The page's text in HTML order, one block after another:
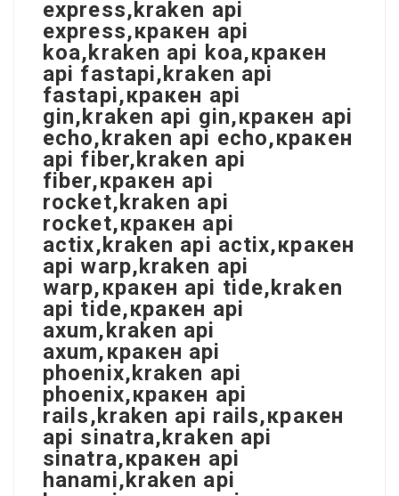
express,kraken api
express,кракен api
koa,kraken api koa,кракен
api fastapi,kraken api
fastapi,кракен api
gin,kraken api gin,кракен api
echo,kraken api echo,кракен
api fiber,kraken api
fiber,кракен api
rocket,kraken api
rocket,кракен api
actix,kraken api actix,кракен
api warp,kraken api
warp,кракен api tide,kraken
api tide,кракен api
axum,kraken api
axum,кракен api
phoenix,kraken api
phoenix,кракен api
rails,kraken api rails,кракен
api sinatra,kraken api
sinatra,кракен api
hanami,kraken api